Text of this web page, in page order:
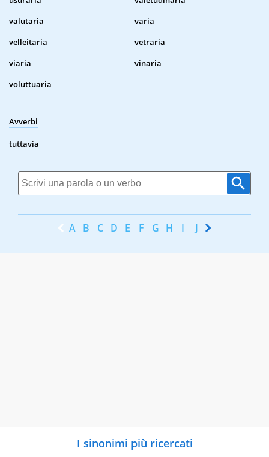
valutaria
varia
velleitaria
vetraria
viaria
vinaria
voluttuaria
Avverbi
tuttavia
A B C D E F G H I J K
I sinonimi più ricercati